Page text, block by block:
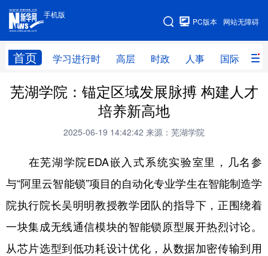
手机版
网站无障碍
PC版本
首页 学习进行时 高层 时政 人事 国际 财
手机版
网站地图
学习进行时 高层 时政 人事
财经 网评
全球连线
科技 科创 量子 体育
文化 书画 健康 军事
法律 中央文件 金融 汽车
芜湖学院：锚定区域发展脉搏 构建人才
培养新高地
2025-06-19 14:42:42 来源：芜湖学院
在芜湖学院EDA嵌入式系统实验室里，几名参
与“阿里云智能锁”项目的自动化专业学生在智能制造学
院执行院长吴明明教授教学团队的指导下，正围绕着
一块集成无线通信模块的智能锁原型展开热烈讨论。
从芯片选型到低功耗设计优化，从数据加密传输到用